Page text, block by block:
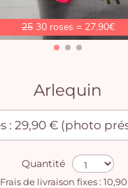
2530 roses = 27.90€
Arlequin
Quantité
Frais de livraison fixes :